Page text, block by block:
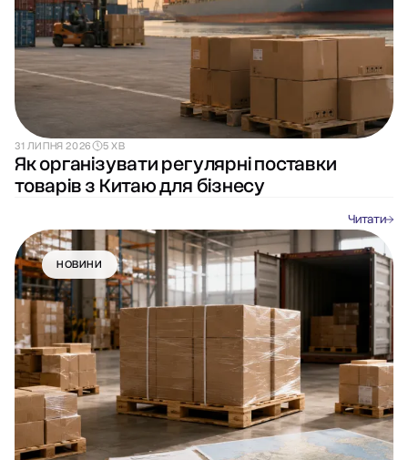
31 ЛИПНЯ 2026 5 ХВ
Як організувати регулярні поставки
товарів з Китаю для бізнесу
Читати
НОВИНИ